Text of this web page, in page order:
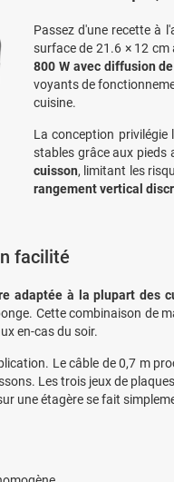
Passez d'une recette à
surface de 21.6 × 12
800 W avec diffusion
voyants de
cuisine.
La conception privilégie
stables grâce aux
cuisson, limitant les
rangement vertical
facilité
adaptée à la plupart des
Cette combinaison de
en-cas du soir.
Le câble de 0,7 m
Les trois jeux de
une étagère se fait